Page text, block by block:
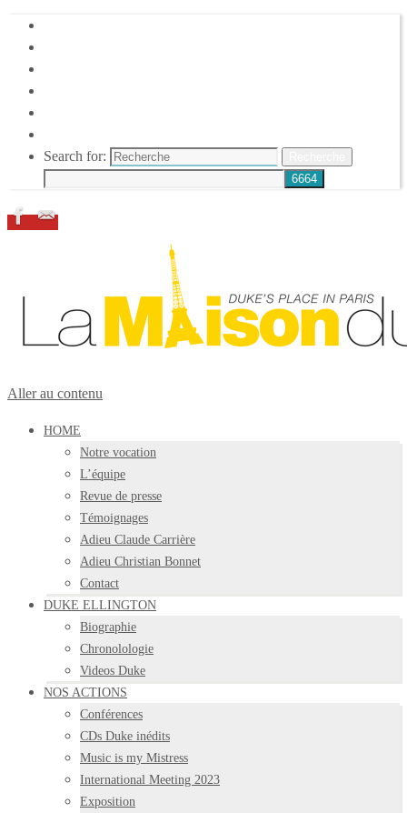
Search for:
Aller au contenu
HOME
Notre vocation
L’équipe
Revue de presse
Témoignages
Adieu Claude Carrière
Adieu Christian Bonnet
Contact
DUKE ELLINGTON
Biographie
Chronolologie
Videos Duke
NOS ACTIONS
Conférences
CDs Duke inédits
Music is my Mistress
International Meeting 2023
Exposition